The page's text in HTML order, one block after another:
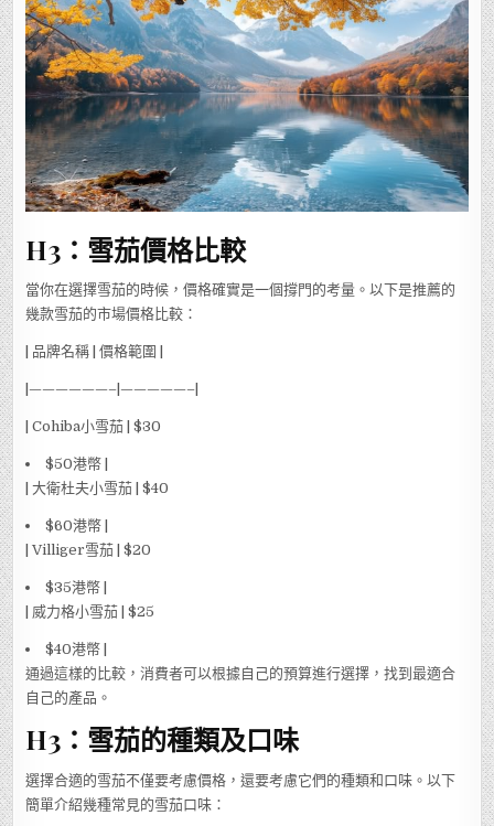
H3：雪茄價格比較
當你在選擇雪茄的時候，價格確實是一個撐門的考量。以下是推薦的
幾款雪茄的市場價格比較：
| 品牌名稱 | 價格範圍 |
|——————–|—————–|
| Cohiba小雪茄 | $30
$50港幣 |
| 大衛杜夫小雪茄 | $40
$60港幣 |
| Villiger雪茄 | $20
$35港幣 |
| 威力格小雪茄 | $25
$40港幣 |
通過這樣的比較，消費者可以根據自己的預算進行選擇，找到最適合
自己的產品。
H3：雪茄的種類及口味
選擇合適的雪茄不僅要考慮價格，還要考慮它們的種類和口味。以下
簡單介紹幾種常見的雪茄口味：